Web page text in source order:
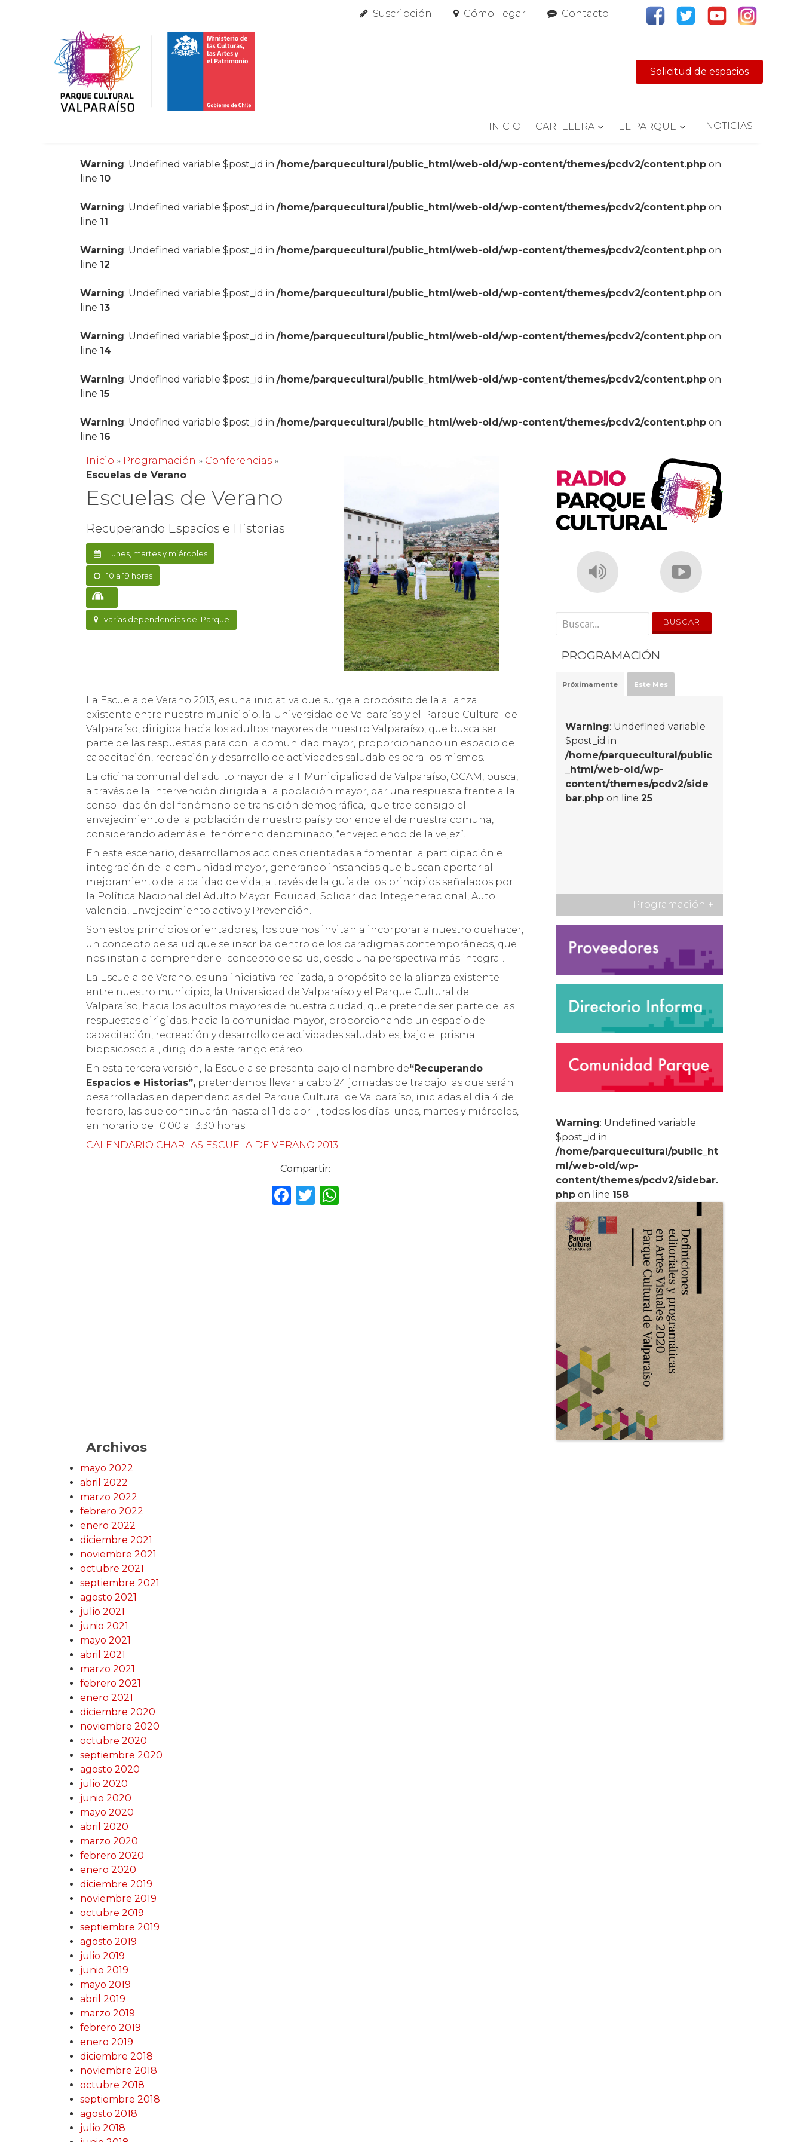
Suscripción Cómo llegar Contacto
Solicitud de espacios
INICIO CARTELERA EL PARQUE NOTICIAS
Warning: Undefined variable $post_id in/home/parquecultural/public_html/web-old/wp-content/themes/pcdv2/content.php on
line 10
Warning: Undefined variable $post_id in/home/parquecultural/public_html/web-old/wp-content/themes/pcdv2/content.php on
line 11
Warning: Undefined variable $post_id in/home/parquecultural/public_html/web-old/wp-content/themes/pcdv2/content.php on
line 12
Warning: Undefined variable $post_id in/home/parquecultural/public_html/web-old/wp-content/themes/pcdv2/content.php on
line 13
Warning: Undefined variable $post_id in/home/parquecultural/public_html/web-old/wp-content/themes/pcdv2/content.php on
line 14
Warning: Undefined variable $post_id in/home/parquecultural/public_html/web-old/wp-content/themes/pcdv2/content.php on
line 15
Warning: Undefined variable $post_id in/home/parquecultural/public_html/web-old/wp-content/themes/pcdv2/content.php on
line 16
Inicio » Programación » Conferencias »
Escuelas de Verano
Escuelas de Verano
Recuperando Espacios e Historias
Lunes, martes y miércoles
10 a 19 horas
varias dependencias del Parque
La Escuela de Verano 2013, es una iniciativa que surge a propósito de la alianza
existente entre nuestro municipio, la Universidad de Valparaíso y el Parque Cultural de
Valparaíso, dirigida hacia los adultos mayores de nuestro Valparaíso, que busca ser
parte de las respuestas para con la comunidad mayor, proporcionando un espacio de
capacitación, recreación y desarrollo de actividades saludables para los mismos.
La oficina comunal del adulto mayor de la I. Municipalidad de Valparaíso, OCAM, busca,
a través de la intervención dirigida a la población mayor, dar una respuesta frente a la
consolidación del fenómeno de transición demográfica, que trae consigo el
envejecimiento de la población de nuestro país y por ende el de nuestra comuna,
considerando además el fenómeno denominado, “envejeciendo de la vejez”.
En este escenario, desarrollamos acciones orientadas a fomentar la participación e
integración de la comunidad mayor, generando instancias que buscan aportar al
mejoramiento de la calidad de vida, a través de la guía de los principios señalados por
la Política Nacional del Adulto Mayor: Equidad, Solidaridad Integeneracional, Auto
valencia, Envejecimiento activo y Prevención.
Son estos principios orientadores, los que nos invitan a incorporar a nuestro quehacer,
un concepto de salud que se inscriba dentro de los paradigmas contemporáneos, que
nos instan a comprender el concepto de salud, desde una perspectiva más integral.
La Escuela de Verano, es una iniciativa realizada, a propósito de la alianza existente
entre nuestro municipio, la Universidad de Valparaíso y el Parque Cultural de
Valparaíso, hacia los adultos mayores de nuestra ciudad, que pretende ser parte de las
respuestas dirigidas, hacia la comunidad mayor, proporcionando un espacio de
capacitación, recreación y desarrollo de actividades saludables, bajo el prisma
biopsicosocial, dirigido a este rango etáreo.
En esta tercera versión, la Escuela se presenta bajo el nombre de“Recuperando
Espacios e Historias”, pretendemos llevar a cabo 24 jornadas de trabajo las que serán
desarrolladas en dependencias del Parque Cultural de Valparaíso, iniciadas el día 4 de
febrero, las que continuarán hasta el 1 de abril, todos los días lunes, martes y miércoles,
en horario de 10:00 a 13:30 horas.
CALENDARIO CHARLAS ESCUELA DE VERANO 2013
Compartir:
F T W
' . __('Search for:') . '
PROGRAMACIÓN
Próximamente Este Mes
Warning: Undefined variable
$post_id in
/home/parquecultural/public
_html/web-old/wp-
content/themes/pcdv2/side
bar.php on line25
Programación +
Warning: Undefined variable
$post_id in
/home/parquecultural/public_ht
ml/web-old/wp-
content/themes/pcdv2/sidebar.
php on line 158
Archivos
mayo 2022
abril 2022
marzo 2022
febrero 2022
enero 2022
diciembre 2021
noviembre 2021
octubre 2021
septiembre 2021
agosto 2021
julio 2021
junio 2021
mayo 2021
abril 2021
marzo 2021
febrero 2021
enero 2021
diciembre 2020
noviembre 2020
octubre 2020
septiembre 2020
agosto 2020
julio 2020
junio 2020
mayo 2020
abril 2020
marzo 2020
febrero 2020
enero 2020
diciembre 2019
noviembre 2019
octubre 2019
septiembre 2019
agosto 2019
julio 2019
junio 2019
mayo 2019
abril 2019
marzo 2019
febrero 2019
enero 2019
diciembre 2018
noviembre 2018
octubre 2018
septiembre 2018
agosto 2018
julio 2018